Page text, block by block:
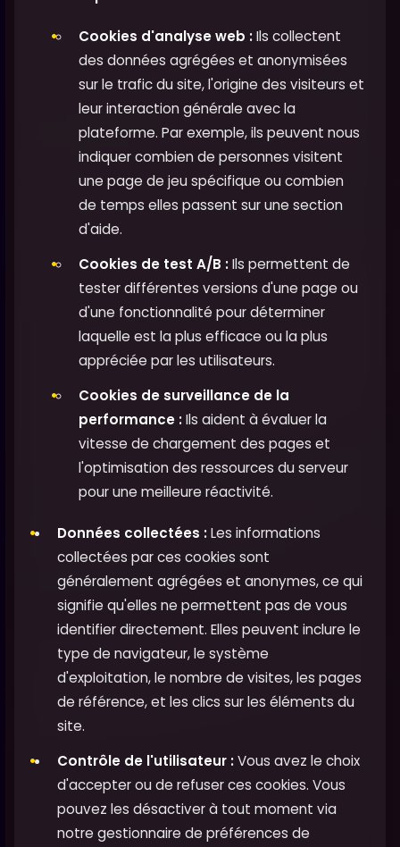
Cookies d'analyse web :Ils collectent
des données agrégées et anonymisées
sur le trafic du site, l'origine des visiteurs et
leur interaction générale avec la
plateforme. Par exemple, ils peuvent nous
indiquer combien de personnes visitent
une page de jeu spécifique ou combien
de temps elles passent sur une section
d'aide.
Cookies de test A/B :Ils permettent de
tester différentes versions d'une page ou
d'une fonctionnalité pour déterminer
laquelle est la plus efficace ou la plus
appréciée par les utilisateurs.
Cookies de surveillance de la
performance :Ils aident à évaluer la
vitesse de chargement des pages et
l'optimisation des ressources du serveur
pour une meilleure réactivité.
Données collectées :Les informations
collectées par ces cookies sont
généralement agrégées et anonymes, ce qui
signifie qu'elles ne permettent pas de vous
identifier directement. Elles peuvent inclure le
type de navigateur, le système
d'exploitation, le nombre de visites, les pages
de référence, et les clics sur les éléments du
site.
Contrôle de l'utilisateur :Vous avez le choix
d'accepter ou de refuser ces cookies. Vous
pouvez les désactiver à tout moment via
notre gestionnaire de préférences de